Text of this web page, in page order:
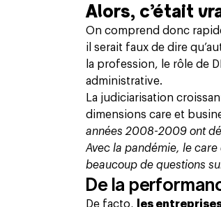
Alors, c’était
On comprend donc
il serait faux de dire
la profession, le rôle de
administrative.
La judiciarisation
dimensions care et
années 2008-2009 ont
Avec la pandémie, le care
beaucoup de questions
De la
De facto,
les